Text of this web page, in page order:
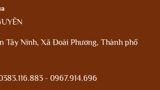
Tây Ninh, Xã Đoài Phương, Thành phố
- 0967.914.696